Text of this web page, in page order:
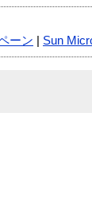
ーン Sun